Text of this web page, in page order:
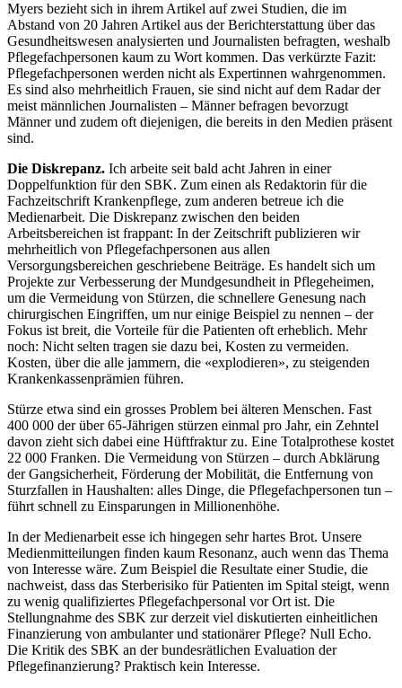
Myers bezieht sich in ihrem Artikel auf zwei Studien, die im
Abstand von 20 Jahren Artikel aus der Berichterstattung über das
Gesundheitswesen analysierten und Journalisten befragten, weshalb
Pflegefachpersonen kaum zu Wort kommen. Das verkürzte Fazit:
Pflegefachpersonen werden nicht als Expertinnen wahrgenommen.
Es sind also mehrheitlich Frauen, sie sind nicht auf dem Radar der
meist männlichen Journalisten – Männer befragen bevorzugt
Männer und zudem oft diejenigen, die bereits in den Medien präsent
sind.
Die Diskrepanz. Ich arbeite seit bald acht Jahren in einer
Doppelfunktion für den SBK. Zum einen als Redaktorin für die
Fachzeitschrift Krankenpflege, zum anderen betreue ich die
Medienarbeit. Die Diskrepanz zwischen den beiden
Arbeitsbereichen ist frappant: In der Zeitschrift publizieren wir
mehrheitlich von Pflegefachpersonen aus allen
Versorgungsbereichen geschriebene Beiträge. Es handelt sich um
Projekte zur Verbesserung der Mundgesundheit in Pflegeheimen,
um die Vermeidung von Stürzen, die schnellere Genesung nach
chirurgischen Eingriffen, um nur einige Beispiel zu nennen – der
Fokus ist breit, die Vorteile für die Patienten oft erheblich. Mehr
noch: Nicht selten tragen sie dazu bei, Kosten zu vermeiden.
Kosten, über die alle jammern, die «explodieren», zu steigenden
Krankenkassen­prämien führen.
Stürze etwa sind ein grosses Problem bei älteren Menschen. Fast
400 000 der über 65-Jährigen stürzen einmal pro Jahr, ein Zehntel
davon zieht sich dabei eine Hüftfraktur zu. Eine Totalprothese kostet
22 000 Franken. Die Vermeidung von Stürzen – durch Abklärung
der Gangsicherheit, Förderung der Mobilität, die Entfernung von
Sturzfallen in Haushalten: alles Dinge, die Pflegefachpersonen tun –
führt schnell zu Einsparungen in Millionenhöhe.
In der Medienarbeit esse ich hingegen sehr hartes Brot. Unsere
Medienmitteilungen finden kaum Resonanz, auch wenn das Thema
von Interesse wäre. Zum Beispiel die Resultate einer Studie, die
nachweist, dass das Sterberisiko für Patienten im Spital steigt, wenn
zu wenig qualifiziertes Pflegefachpersonal vor Ort ist. Die
Stellungnahme des SBK zur derzeit viel diskutierten einheitlichen
Finanzierung von ambulanter und stationärer Pflege? Null Echo.
Die Kritik des SBK an der bundesrätlichen Evaluation der
Pflegefinanzierung? Praktisch kein Interesse.